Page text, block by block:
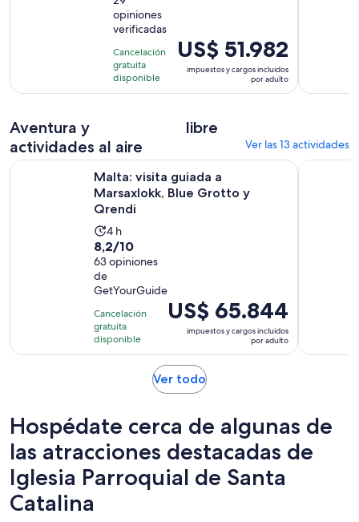
4
horas
10
con
29
opiniones
opiniones
verificadas
Cancelación
gratuita
disponible
El
precio
es
de
por
US$ 51.982
impuestos y cargos incluidos
por adulto
Aventura y
actividades al aire
libre
Ver las 13 actividades
Malta: visita guiada a
Marsaxlokk, Blue Grotto y
Qrendi
La
actividad
dura
4
horas
4 h
8.2
de
10
con
63
opiniones
8,2/10
63 opiniones
de
GetYourGuide
Cancelación
gratuita
disponible
El
precio
de
US$ 65.844.
por
US$ 65.844
impuestos y cargos incluidos
por adulto
Malta: visita guiada a Marsaxlokk, Blue Grotto y Qrendi Se
Desde
Ver todoSe
una
nueva
pestaña
Hospédate cerca de algunas de
las atracciones destacadas de
Iglesia Parroquial de Santa
Catalina